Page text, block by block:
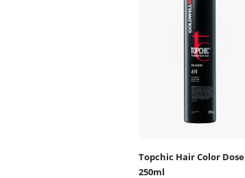
Topchic Hair Color Dose
250ml